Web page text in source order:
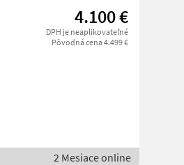
4.100 €
DPH je neaplikovateľné
Pôvodná cena 4.499 €
2 Mesiace online